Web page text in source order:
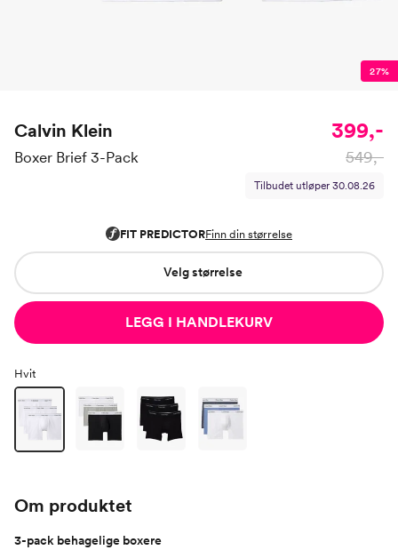
27%
Calvin Klein
Boxer Brief 3-Pack
399,-
549,-
Tilbudet utløper 30.08.26
Velg størrelse
LEGG I HANDLEKURV
Hvit
Om produktet
3-pack behagelige boxere